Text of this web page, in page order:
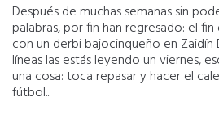
Después de muchas semanas sin
palabras, por fin han regresado: el
con un derbi bajocinqueño en Zaidín
líneas las estás leyendo un viernes,
una cosa: toca repasar y hacer el
fútbol...